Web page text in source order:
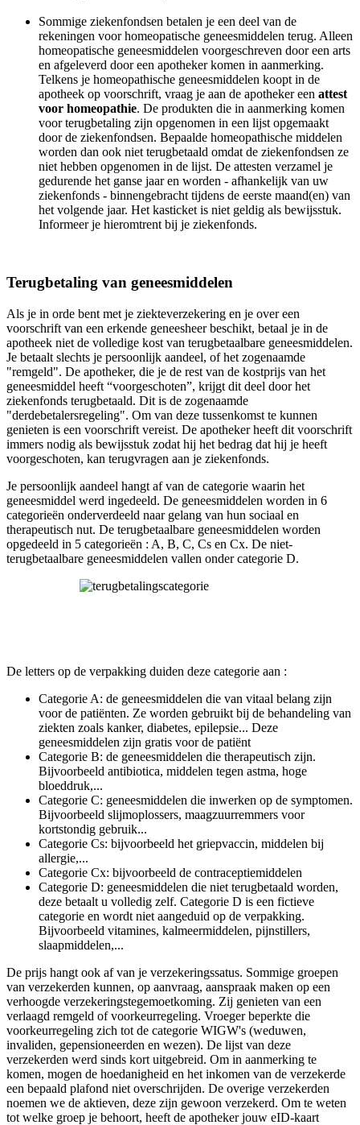
Sommige ziekenfondsen betalen je een deel van de
rekeningen voor homeopatische geneesmiddelen terug. Alleen
homeopatische geneesmiddelen voorgeschreven door een arts
en afgeleverd door een apotheker komen in aanmerking.
Telkens je homeopathische geneesmiddelen koopt in de
apotheek op voorschrift, vraag je aan de apotheker een attest
voor homeopathie. De produkten die in aanmerking komen
voor terugbetaling zijn opgenomen in een lijst opgemaakt
door de ziekenfondsen. Bepaalde homeopathische middelen
worden dan ook niet terugbetaald omdat de ziekenfondsen ze
niet hebben opgenomen in de lijst. De attesten verzamel je
gedurende het ganse jaar en worden - afhankelijk van uw
ziekenfonds - binnengebracht tijdens de eerste maand(en) van
het volgende jaar. Het kasticket is niet geldig als bewijsstuk.
Informeer je hieromtrent bij je ziekenfonds.
Terugbetaling van geneesmiddelen
Als je in orde bent met je ziekteverzekering en je over een
voorschrift van een erkende geneesheer beschikt, betaal je in de
apotheek niet de volledige kost van terugbetaalbare geneesmiddelen.
Je betaalt slechts je persoonlijk aandeel, of het zogenaamde
"remgeld". De apotheker, die je de rest van de kostprijs van het
geneesmiddel heeft “voorgeschoten”, krijgt dit deel door het
ziekenfonds terugbetaald. Dit is de zogenaamde
"derdebetalersregeling". Om van deze tussenkomst te kunnen
genieten is een voorschrift vereist. De apotheker heeft dit voorschrift
immers nodig als bewijsstuk zodat hij het bedrag dat hij je heeft
voorgeschoten, kan terugvragen aan je ziekenfonds.
Je persoonlijk aandeel hangt af van de categorie waarin het
geneesmiddel werd ingedeeld. De geneesmiddelen worden in 6
categorieën onderverdeeld naar gelang van hun sociaal en
therapeutisch nut. De terugbetaalbare geneesmiddelen worden
opgedeeld in 5 categorieën : A, B, C, Cs en Cx. De niet-
terugbetaalbare geneesmiddelen vallen onder categorie D.
De letters op de verpakking duiden deze categorie aan :
Categorie A: de geneesmiddelen die van vitaal belang zijn
voor de patiënten. Ze worden gebruikt bij de behandeling van
ziekten zoals kanker, diabetes, epilepsie... Deze
geneesmiddelen zijn gratis voor de patiënt
Categorie B: de geneesmiddelen die therapeutisch zijn.
Bijvoorbeeld antibiotica, middelen tegen astma, hoge
bloeddruk,...
Categorie C: geneesmiddelen die inwerken op de symptomen.
Bijvoorbeeld slijmoplossers, maagzuurremmers voor
kortstondig gebruik...
Categorie Cs: bijvoorbeeld het griepvaccin, middelen bij
allergie,...
Categorie Cx: bijvoorbeeld de contraceptiemiddelen
Categorie D: geneesmiddelen die niet terugbetaald worden,
deze betaalt u volledig zelf. Categorie D is een fictieve
categorie en wordt niet aangeduid op de verpakking.
Bijvoorbeeld vitamines, kalmeermiddelen, pijnstillers,
slaapmiddelen,...
De prijs hangt ook af van je verzekeringssatus. Sommige groepen
van verzekerden kunnen, op aanvraag, aanspraak maken op een
verhoogde verzekeringstegemoetkoming. Zij genieten van een
verlaagd remgeld of voorkeurregeling. Vroeger beperkte die
voorkeurregeling zich tot de categorie WIGW's (weduwen,
invaliden, gepensioneerden en wezen). De lijst van deze
verzekerden werd sinds kort uitgebreid. Om in aanmerking te
komen, mogen de hoedanigheid en het inkomen van de verzekerde
een bepaald plafond niet overschrijden. De overige verzekerden
noemen we de aktieven, deze zijn gewoon verzekerd. Om te weten
tot welke groep je behoort, heeft de apotheker jouw eID-kaart